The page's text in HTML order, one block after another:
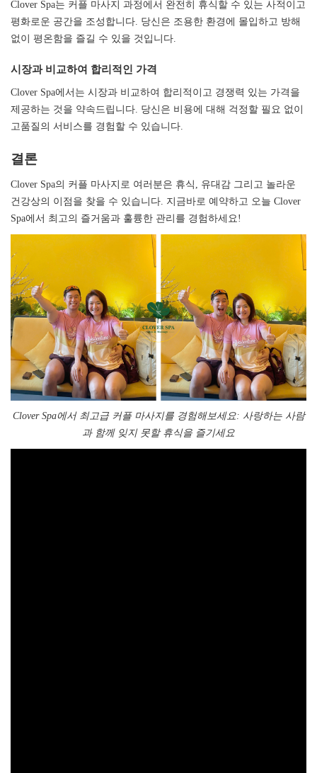
Clover Spa는 커플 마사지 과정에서 완전히 휴식할 수 있는 사적이고
평화로운 공간을 조성합니다. 당신은 조용한 환경에 몰입하고 방해
없이 평온함을 즐길 수 있을 것입니다.
시장과 비교하여 합리적인 가격​​​​​​​
Clover Spa에서는 시장과 비교하여 합리적이고 경쟁력 있는 가격을
제공하는 것을 약속드립니다. 당신은 비용에 대해 걱정할 필요 없이
고품질의 서비스를 경험할 수 있습니다.
결론​​​​​​​
Clover Spa의 커플 마사지로 여러분은 휴식, 유대감 그리고 놀라운
건강상의 이점을 찾을 수 있습니다. 지금바로 예약하고 오늘 Clover
Spa에서 최고의 즐거움과 훌륭한 관리를 경험하세요!
Clover Spa에서 최고급 커플 마사지를 경험해보세요: 사랑하는 사람
과 함께 잊지 못할 휴식을 즐기세요